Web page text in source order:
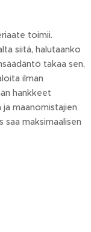
toimii.
siitä, halutaanko
takaa sen,
ilman
hankkeet
maanomistajien
maksimaalisen